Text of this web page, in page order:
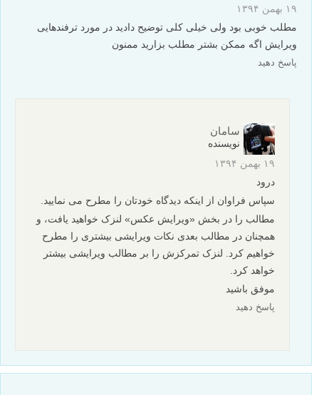
۱۹ بهمن ۱۳۹۴
مطلب خوبی بود ولی خیلی کلی توضیح دادید در مورد ترفندهایی
ویرایش اگه ممکن بشتر مطلب بزارید ممنون
پاسخ دهید
سامان
نویسنده
۱۹ بهمن ۱۳۹۴
درود
سپاس فراوان از اینکه دیدگاه خودتان را مطرح می نمایید.
مطالب را در بخش «ویرایش عکس» لنزک خواهید یافت، و
همچنان در مطالب بعدی نکات ویرایشی بیشتری را مطرح
خواهیم کرد. لنزک تمرکزش را بر مطالب ویرایشی بیشتر
خواهد کرد.
موفق باشید
پاسخ دهید